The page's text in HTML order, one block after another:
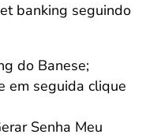
banking seguindo
do Banese;
em seguida clique
Senha Meu